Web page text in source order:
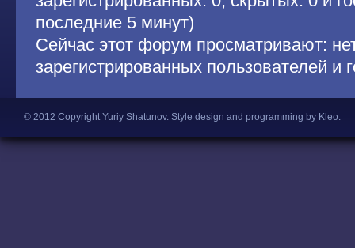
последние 5 минут)
Сейчас этот форум просматривают:
зарегистрированных пользователей и
© 2012 Copyright Yuriy Shatunov. Style design and programming by Kleo.